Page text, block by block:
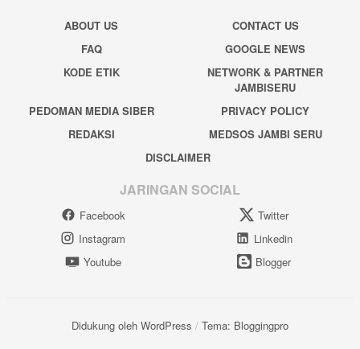
ABOUT US
CONTACT US
FAQ
GOOGLE NEWS
KODE ETIK
NETWORK & PARTNER
JAMBISERU
PEDOMAN MEDIA SIBER
PRIVACY POLICY
REDAKSI
MEDSOS JAMBI SERU
DISCLAIMER
JARINGAN SOCIAL
Facebook
Twitter
Instagram
Linkedin
Youtube
Blogger
Didukung oleh WordPress / Tema: Bloggingpro